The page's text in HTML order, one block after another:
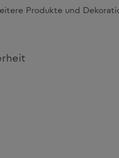
Produkte und